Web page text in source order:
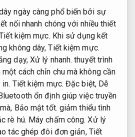
ngày càng phổ biến bởi sự
nối nhanh chóng với nhiều thiết
kiệm mực. Khi sử dụng kết
không dây,Tiết kiệm mực.
dạy, Xử lý nhanh. thuyết trình
cách chỉn chu mà không cần
in. Tiết kiệm mực. Đặc biệt, Dễ
ổn định giúp việc truyền
Bảo mật tốt. giảm thiểu tình
rè hú. Máy chấm công. Xử lý
tác ghép đôi đơn giản, Tiết